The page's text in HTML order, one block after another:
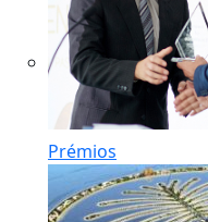
Prémios